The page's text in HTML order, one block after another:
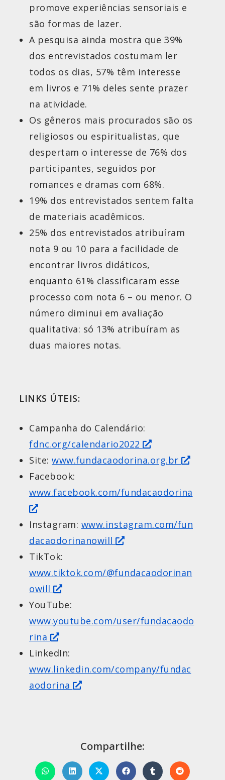
promove experiências sensoriais e
são formas de lazer.
A pesquisa ainda mostra que 39%
dos entrevistados costumam ler
todos os dias, 57% têm interesse
em livros e 71% deles sente prazer
na atividade.
Os gêneros mais procurados são os
religiosos ou espiritualistas, que
despertam o interesse de 76% dos
participantes, seguidos por
romances e dramas com 68%.
19% dos entrevistados sentem falta
de materiais acadêmicos.
25% dos entrevistados atribuíram
nota 9 ou 10 para a facilidade de
encontrar livros didáticos,
enquanto 61% classificaram esse
processo com nota 6 – ou menor. O
número diminui em avaliação
qualitativa: só 13% atribuíram as
duas maiores notas.
LINKS ÚTEIS:
Campanha do Calendário:
fdnc.org/calendario2022
Site: www.fundacaodorina.org.br
Facebook:
www.facebook.com/fundacaodorina
Instagram: www.instagram.com/fun
dacaodorinanowill
TikTok:
www.tiktok.com/@fundacaodorinan
owill
YouTube:
www.youtube.com/user/fundacaodo
rina
LinkedIn:
www.linkedin.com/company/fundac
aodorina
Compartilhe: